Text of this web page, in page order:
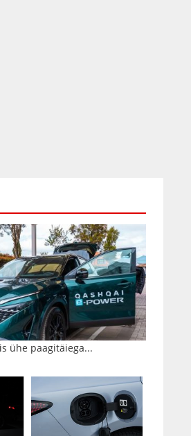
ühe paagitäiega...